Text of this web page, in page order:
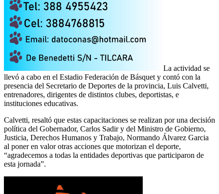
La actividad se
llevó a cabo en el Estadio Federación de Básquet y contó con la
presencia del Secretario de Deportes de la provincia, Luis Calvetti,
entrenadores, dirigentes de distintos clubes, deportistas, e
instituciones educativas.
Calvetti, resaltó que estas capacitaciones se realizan por una decisión
política del Gobernador, Carlos Sadir y del Ministro de Gobierno,
Justicia, Derechos Humanos y Trabajo, Normando Álvarez Garcia
al poner en valor otras acciones que motorizan el deporte,
“agradecemos a todas la entidades deportivas que participaron de
esta jornada”.